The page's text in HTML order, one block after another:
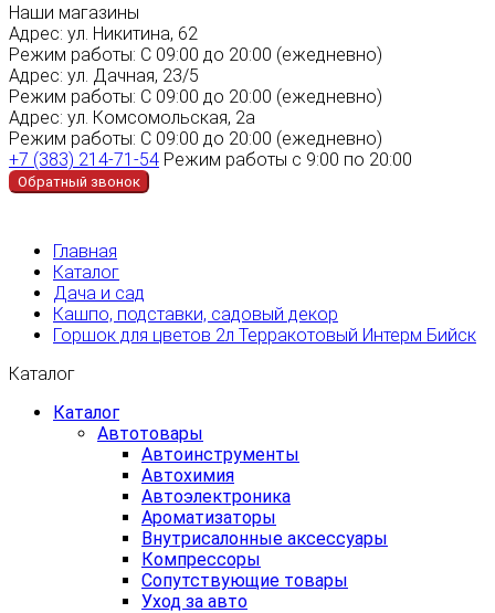
Наши магазины
Адрес: ул. Никитина, 62
Режим работы: С 09:00 до 20:00 (ежедневно)
Адрес: ул. Дачная, 23/5
Режим работы: С 09:00 до 20:00 (ежедневно)
Адрес: ул. Комсомольская, 2а
Режим работы: С 09:00 до 20:00 (ежедневно)
+7 (383) 214-71-54 Режим работы с 9:00 по 20:00
Обратный звонок
Главная
Каталог
Дача и сад
Кашпо, подставки, садовый декор
Горшок для цветов 2л Терракотовый Интерм Бийск
Каталог
Каталог
Автотовары
Автоинструменты
Автохимия
Автоэлектроника
Ароматизаторы
Внутрисалонные аксессуары
Компрессоры
Сопутствующие товары
Уход за авто